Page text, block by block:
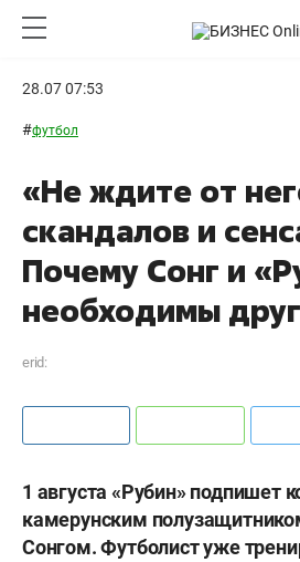
28.07 07:53
#футбол
«Не ждите от
скандалов и
Почему Сонг и
необходимы
erid:
1 августа «Рубин» подпишет
камерунским
Сонгом. Футболист уже